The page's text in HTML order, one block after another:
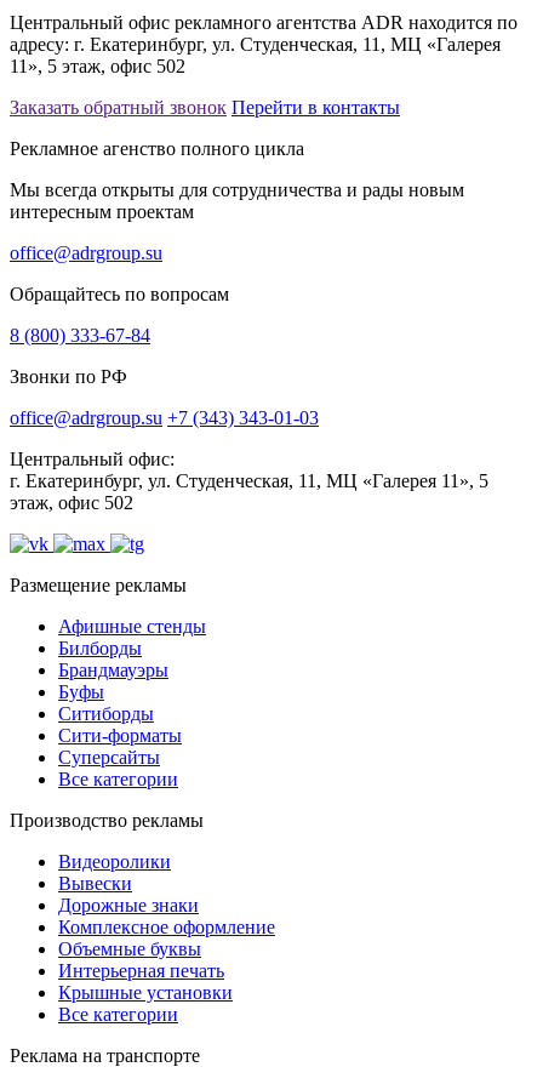
Центральный офис рекламного агентства ADR находится по
адресу: г. Екатеринбург, ул. Студенческая, 11, МЦ «Галерея
11», 5 этаж, офис 502
Заказать обратный звонок Перейти в контакты
Рекламное агенство полного цикла
Мы всегда открыты для сотрудничества и рады новым
интересным проектам
office@adrgroup.su
Обращайтесь по вопросам
8 (800) 333-67-84
Звонки по РФ
office@adrgroup.su +7 (343) 343-01-03
Центральный офис:
г. Екатеринбург, ул. Студенческая, 11, МЦ «Галерея 11», 5
этаж, офис 502
Размещение рекламы
Афишные стенды
Билборды
Брандмауэры
Буфы
Ситиборды
Сити-форматы
Суперсайты
Все категории
Производство рекламы
Видеоролики
Вывески
Дорожные знаки
Комплексное оформление
Объемные буквы
Интерьерная печать
Крышные установки
Все категории
Реклама на транспорте